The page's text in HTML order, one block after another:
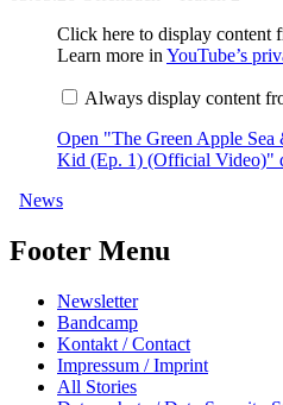
Display
"The
Green
Sea
Wayne
Graham
–
Kid
1)
(Official
from
YouTube
Click here to display content
Learn more in YouTube’s
Always display content
Open "The Green Apple
Kid (Ep. 1) (Official Video)"
News
Footer Menu
Newsletter
Bandcamp
Kontakt / Contact
Impressum / Imprint
All Stories